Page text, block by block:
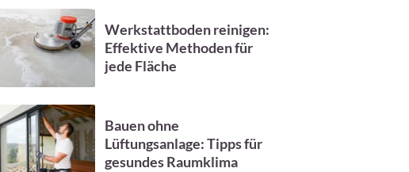
Werkstattboden reinigen:
Effektive Methoden für
jede Fläche
Bauen ohne
Lüftungsanlage: Tipps für
gesundes Raumklima